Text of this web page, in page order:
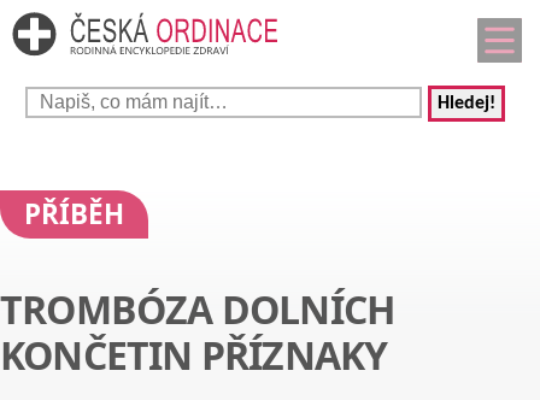
Hledej!
PŘÍBĚH
TROMBÓZA DOLNÍCH
KONČETIN PŘÍZNAKY